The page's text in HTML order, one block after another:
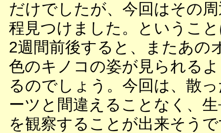
だけでしたが、今回はその
程見つけました。というこ
2週間前後すると、またあの
色のキノコの姿が見られる
るのでしょう。今回は、散
ーツと間違えることなく、
を観察することが出来そう